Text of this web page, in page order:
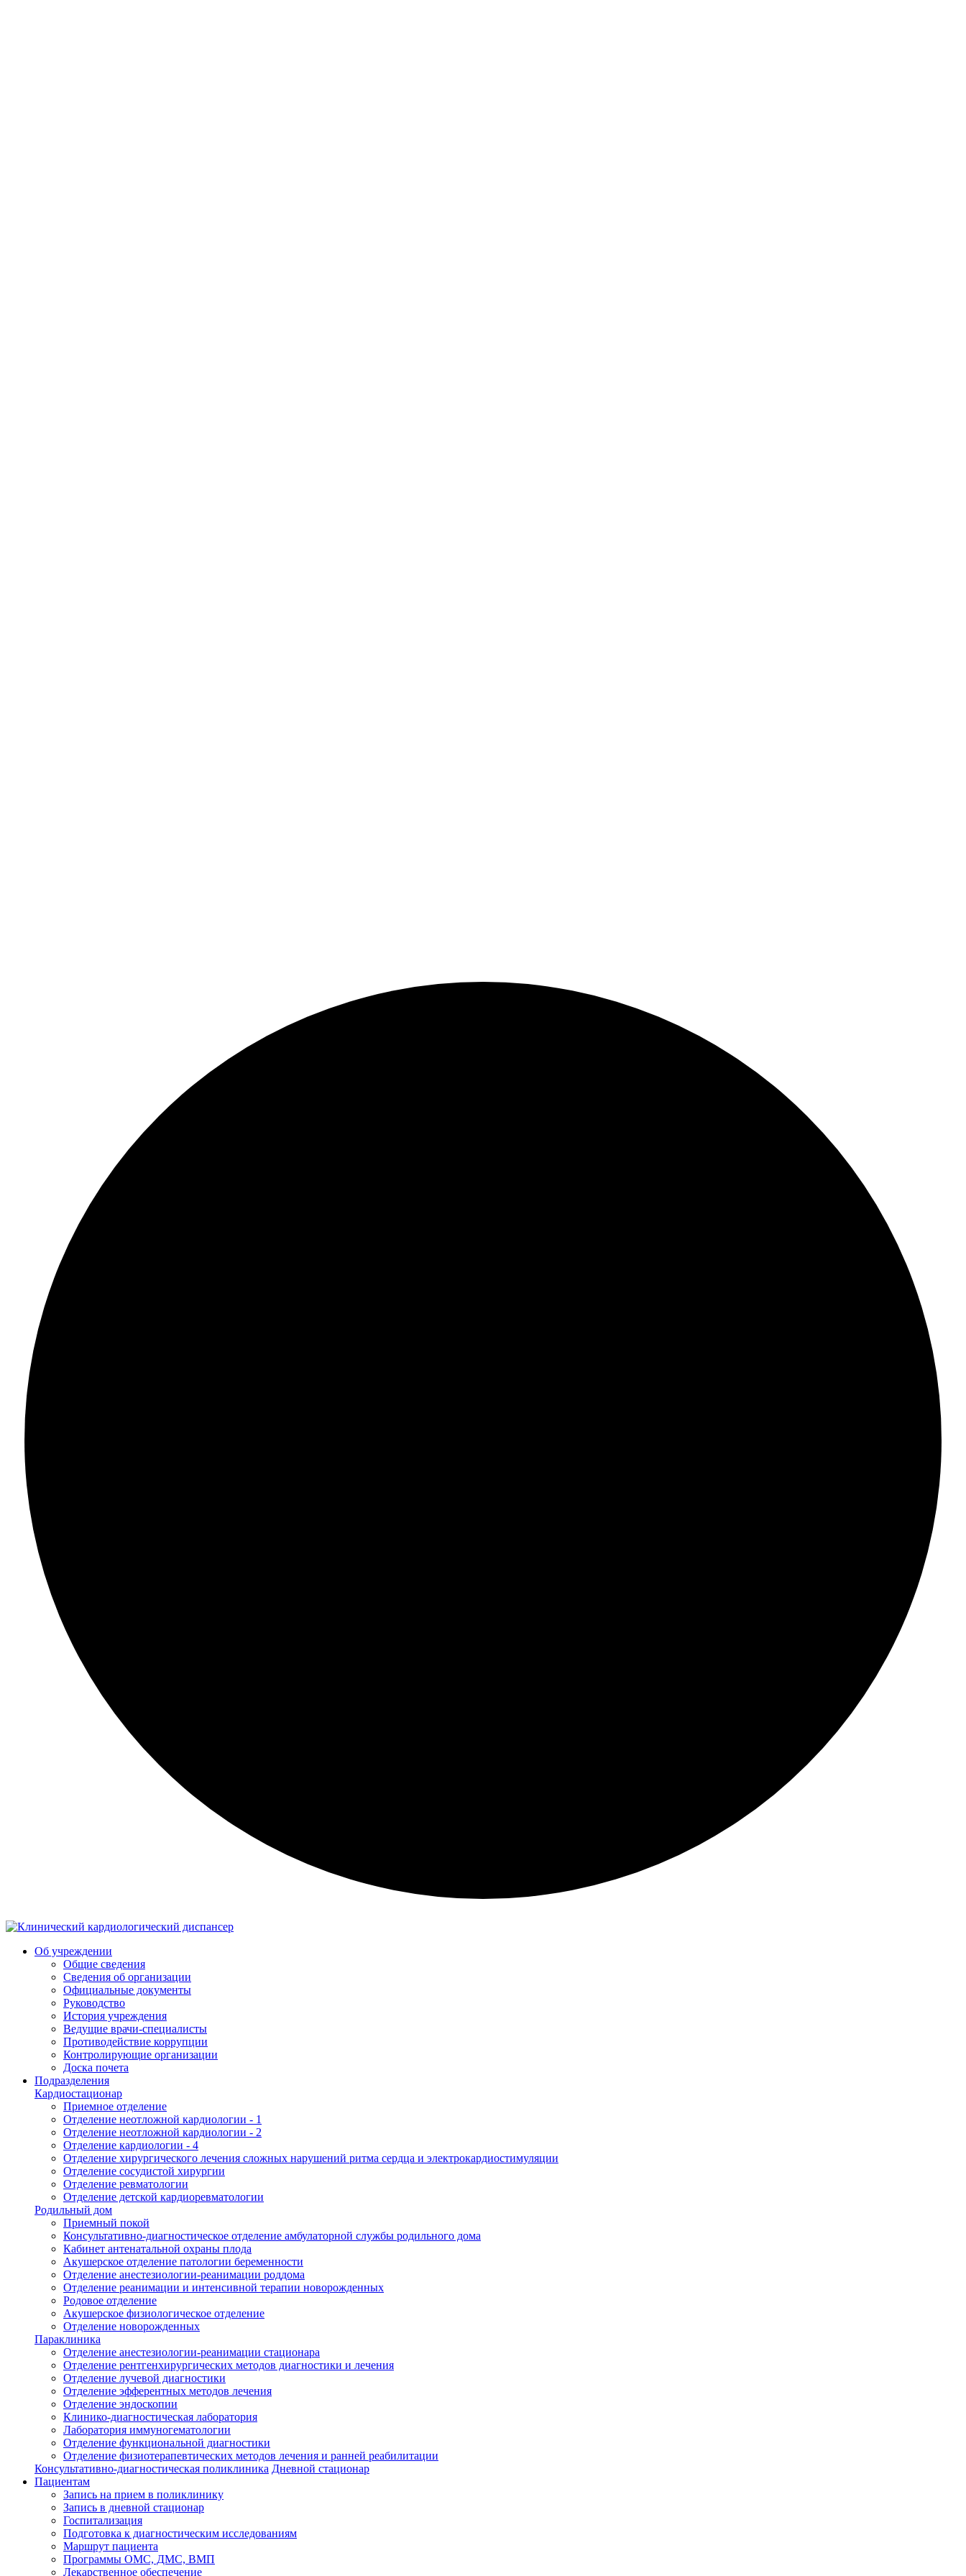
Об учреждении
Общие сведения
Сведения об организации
Официальные документы
Руководство
История учреждения
Ведущие врачи-специалисты
Противодействие коррупции
Контролирующие организации
Доска почета
Подразделения
Кардиостационар
Приемное отделение
Отделение неотложной кардиологии - 1
Отделение неотложной кардиологии - 2
Отделение кардиологии - 4
Отделение хирургического лечения сложных нарушений ритма сердца и электрокардиостимуляции
Отделение сосудистой хирургии
Отделение ревматологии
Отделение детской кардиоревматологии
Родильный дом
Приемный покой
Консультативно-диагностическое отделение амбулаторной службы родильного дома
Кабинет антенатальной охраны плода
Акушерское отделение патологии беременности
Отделение анестезиологии-реанимации роддома
Отделение реанимации и интенсивной терапии новорожденных
Родовое отделение
Акушерское физиологическое отделение
Отделение новорожденных
Параклиника
Отделение анестезиологии-реанимации стационара
Отделение рентгенхирургических методов диагностики и лечения
Отделение лучевой диагностики
Отделение эфферентных методов лечения
Отделение эндоскопии
Клинико-диагностическая лаборатория
Лаборатория иммуногематологии
Отделение функциональной диагностики
Отделение физиотерапевтических методов лечения и ранней реабилитации
Консультативно-диагностическая поликлиника Дневной стационар
Пациентам
Запись на прием в поликлинику
Запись в дневной стационар
Госпитализация
Подготовка к диагностическим исследованиям
Маршрут пациента
Программы ОМС, ДМС, ВМП
Лекарственное обеспечение